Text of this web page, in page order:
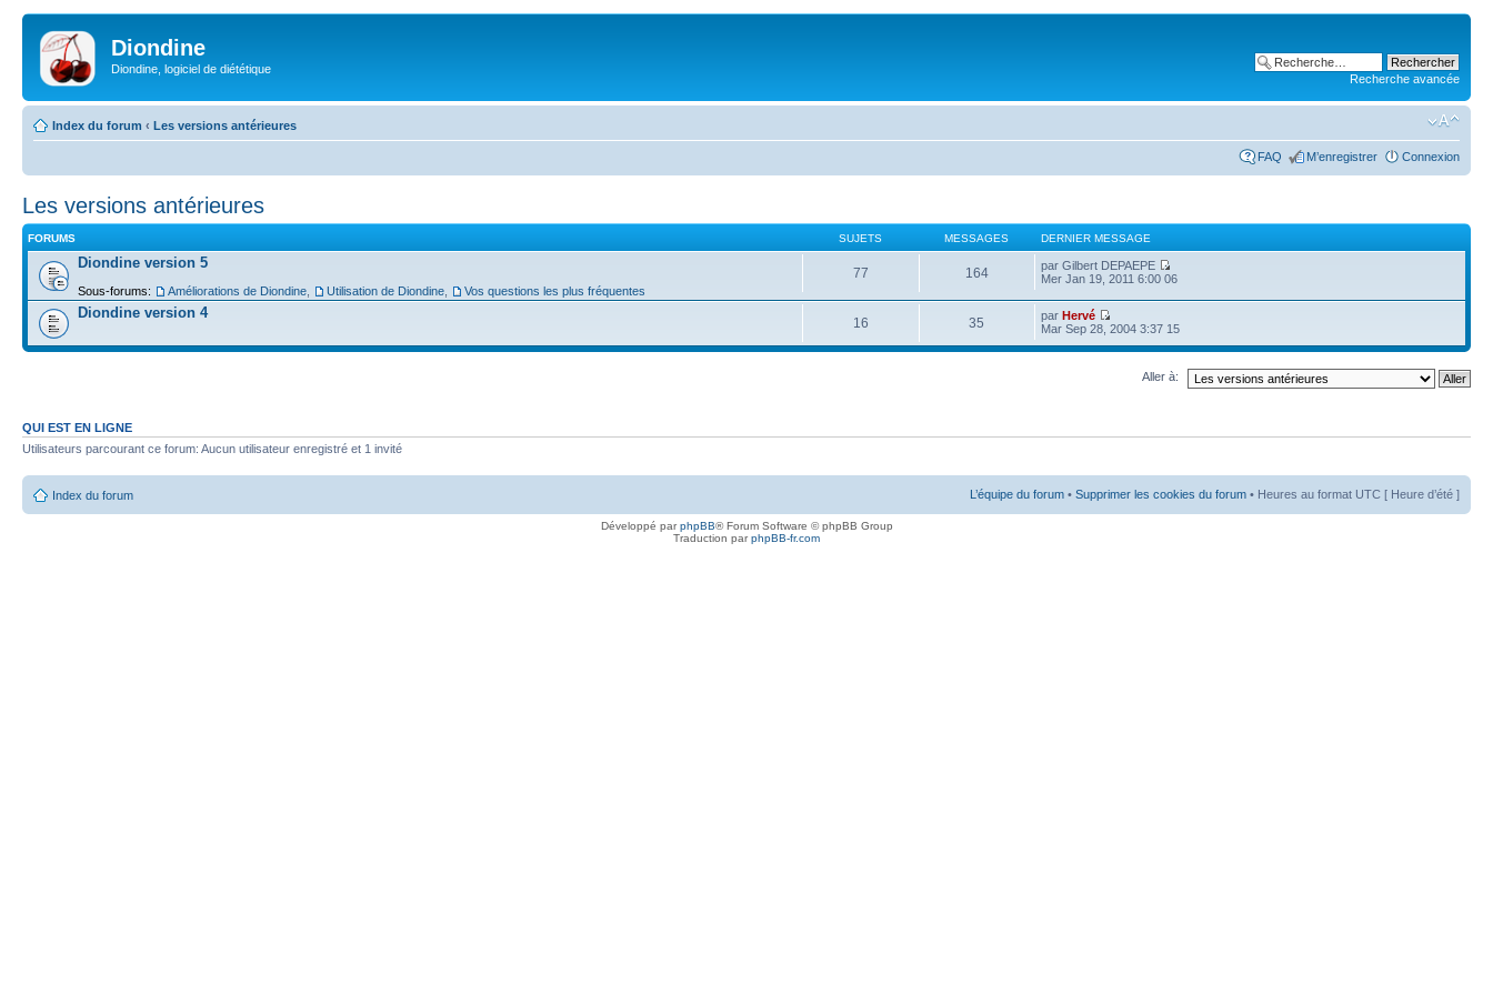
Diondine
Diondine, logiciel de diététique
Recherche avancée
Index du forum ‹ Les versions antérieures
FAQ M’enregistrer Connexion
Les versions antérieures
FORUMS SUJETS MESSAGES DERNIER MESSAGE
Diondine version 5
Sous-forums: Améliorations de Diondine Utilisation de Diondine Vos questions les plus fréquentes
77 164
par Gilbert DEPAEPE
Mer Jan 19, 2011 6:00 06
Diondine version 4
16 35 parHervé
Mar Sep 28, 2004 3:37 15
Aller à:
QUI EST EN LIGNE
Utilisateurs parcourant ce forum: Aucun utilisateur enregistré et 1 invité
Index du forum L’équipe du forum • Supprimer les cookies du forum • Heures au format UTC [ Heure d’été ]
Développé parphpBB® Forum Software © phpBB Group
Traduction parphpBB-fr.com